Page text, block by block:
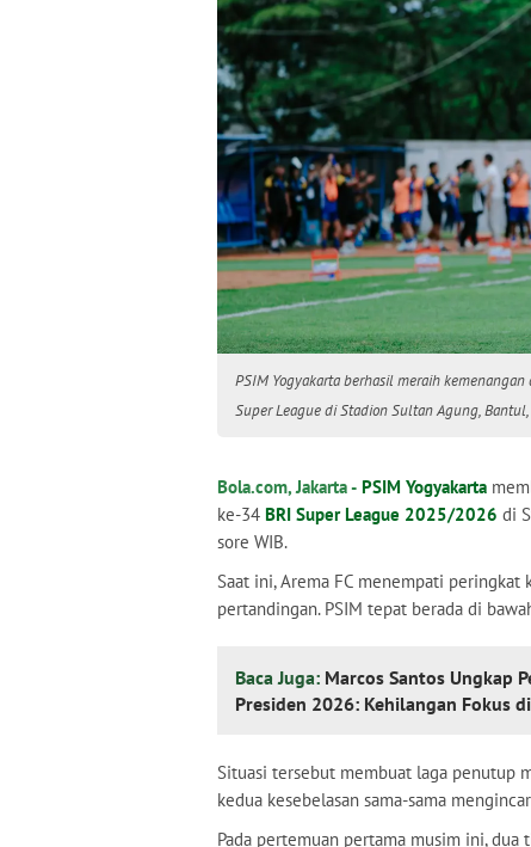
PSIM Yogyakarta berhasil meraih
Super League di Stadion Sultan Agung,
Bola.com, Jakarta - PSIM Yogyakarta
ke-34 BRI Super League 2025/2026 di
sore WIB.
Saat ini, Arema FC menempati
pertandingan. PSIM tepat berada di
Baca Juga: Marcos Santos Ungkap
Presiden 2026: Kehilangan Fokus
Situasi tersebut membuat laga penutup
kedua kesebelasan sama-sama
Pada pertemuan pertama musim ini,